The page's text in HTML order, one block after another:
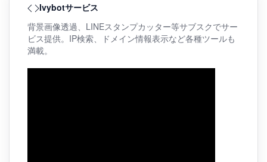
Ivybotサービス
背景画像透過、LINEスタンプカッター等サブスクでサー
ビス提供。IP検索、ドメイン情報表示など各種ツールも
満載。